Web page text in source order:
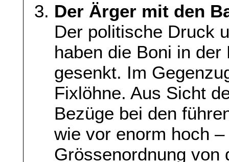
Der Ärger mit den
Der politische Druck
haben die Boni in
gesenkt. Im
Fixlöhne. Aus Sicht
Bezüge bei den
wie vor enorm hoch
Grössenordnung von